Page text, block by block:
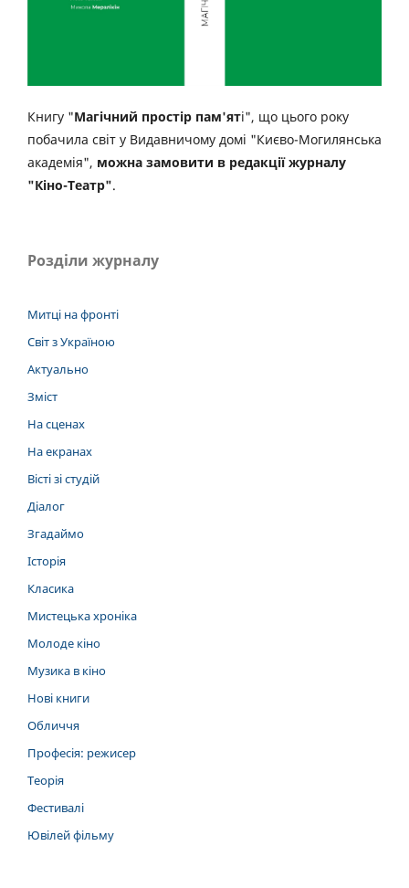
Книгу "Магічний простір пам'яті", що цього року
побачила світ у Видавничому домі "Києво-Могилянська
академія", можна замовити в редакції журналу
"Кіно-Театр".
Розділи журналу
Митці на фронті
Світ з Україною
Актуально
Зміст
На сценах
На екранах
Вісті зі студій
Діалог
Згадаймо
Історія
Класика
Мистецька хроніка
Молоде кіно
Музика в кіно
Нові книги
Обличчя
Професія: режисер
Теорія
Фестивалі
Ювілей фільму